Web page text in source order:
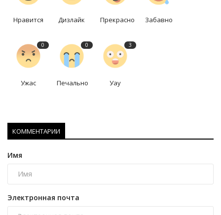
Нравится Дизлайк Прекрасно Забавно
0
Ужас
0
Печально
3
Уау
КОММЕНТАРИИ
Имя
Электронная почта